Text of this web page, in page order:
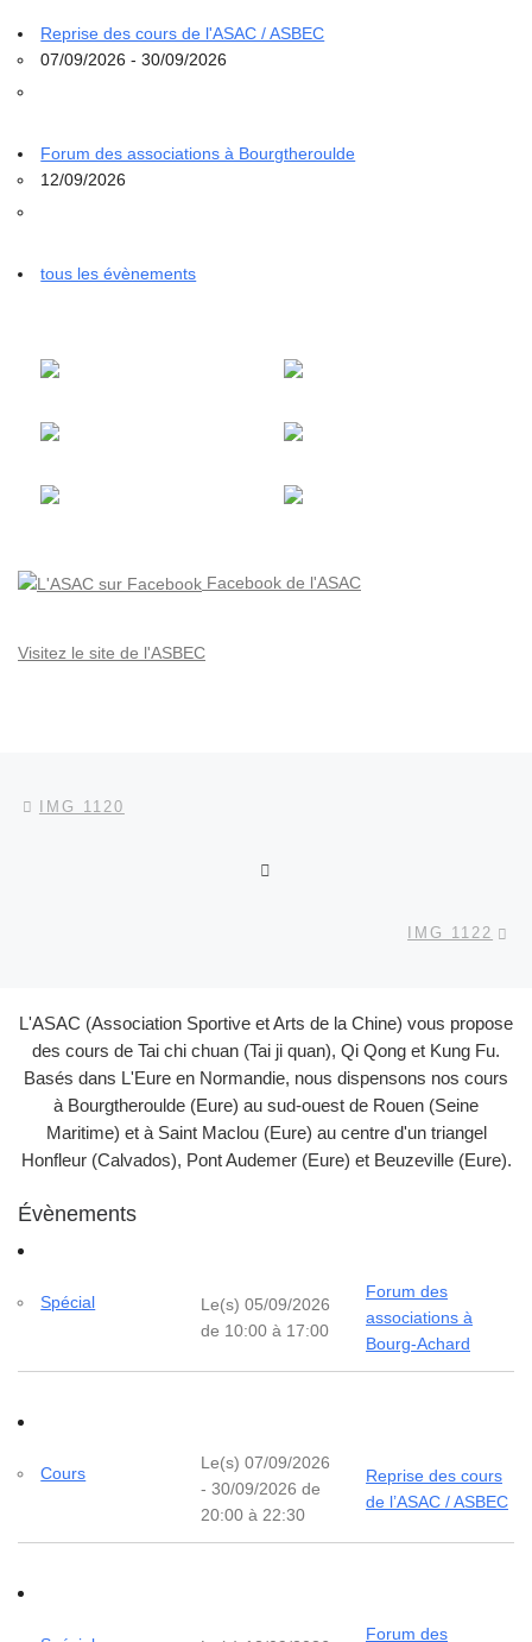
Reprise des cours de l'ASAC / ASBEC
07/09/2026 - 30/09/2026
Forum des associations à Bourgtheroulde
12/09/2026
tous les évènements
Facebook de l'ASAC
Visitez le site de l'ASBEC
Parcourir les articles
IMG 1120
IMG 1122
L'ASAC (Association Sportive et Arts de la Chine) vous propose
des cours de Tai chi chuan (Tai ji quan), Qi Qong et Kung Fu.
Basés dans L'Eure en Normandie, nous dispensons nos cours
à Bourgtheroulde (Eure) au sud-ouest de Rouen (Seine
Maritime) et à Saint Maclou (Eure) au centre d'un triangel
Honfleur (Calvados), Pont Audemer (Eure) et Beuzeville (Eure).
Évènements
Spécial
Le(s) 05/09/2026
de 10:00 à 17:00
Forum des
associations à
Bourg-Achard
Cours
Le(s) 07/09/2026
- 30/09/2026 de
20:00 à 22:30
Reprise des cours
de l’ASAC / ASBEC
Forum des